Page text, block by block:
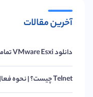
آخرین مقالات
دانلود VMware Esxi تمامی نسخه ها
Telnet چیست؟ | نحوه فعال سازی آن روی ویندوز